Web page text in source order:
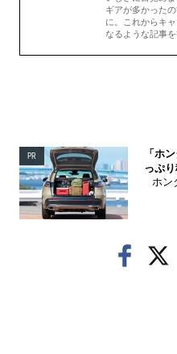
ギアが多かった
に。これからキ
なるような記事を
PR
「ホ
っぷ
ホン